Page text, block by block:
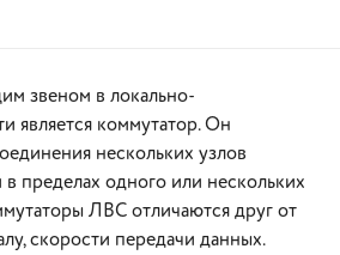
звеном в локально-
является коммутатор. Он
нескольких узлов
пределах одного или нескольких
ЛВС отличаются друг от
скорости передачи данных.